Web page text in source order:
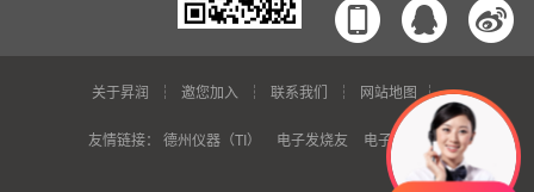
关于昇润 邀您加入 联系我们 网站地图
友情链接： 德州仪器（TI） 电子发烧友 电子芯吧客